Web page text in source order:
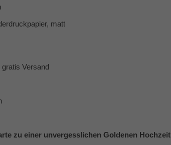
matt
Versand
zu einer unvergesslichen Goldenen Hochzeit